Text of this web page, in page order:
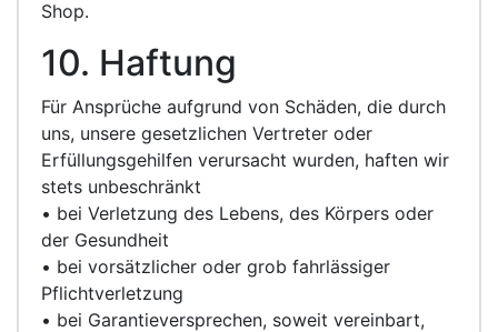
Shop.
10. Haftung
Für Ansprüche aufgrund von Schäden, die durch
uns, unsere gesetzlichen Vertreter oder
Erfüllungsgehilfen verursacht wurden, haften wir
stets unbeschränkt
• bei Verletzung des Lebens, des Körpers oder
der Gesundheit
• bei vorsätzlicher oder grob fahrlässiger
Pflichtverletzung
• bei Garantieversprechen, soweit vereinbart,